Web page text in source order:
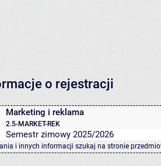
o rejestracji
Marketing i reklama
2.5-MARKET-REK
Semestr zimowy 2025/2026
i innych informacji szukaj na stronie